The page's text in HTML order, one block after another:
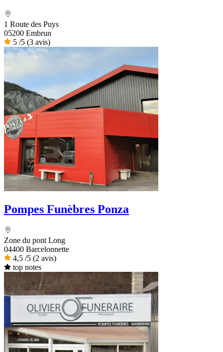
1 Route des Puys
05200 Embrun
5 /5 (3 avis)
Pompes Funèbres Ponza
Zone du pont Long
04400 Barcelonnette
4,5 /5 (2 avis)
top notes